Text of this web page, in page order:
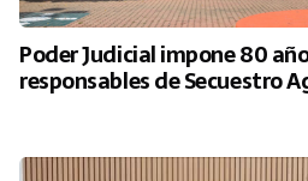
Poder Judicial impone 80
responsables de Secuestro